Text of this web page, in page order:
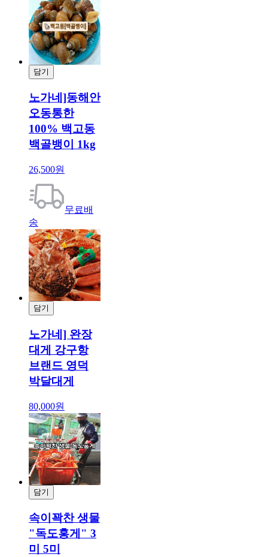
결제
담기
노가네]동해안
오동통한
100% 백고동
백골뱅이 1kg
26,500원
무료배
송
결제
담기
노가네] 완장
대게 강구항
브랜드 영덕
박달대게
80,000원
결제
담기
속이꽉찬 생물
"독도홍게" 3
미 5미